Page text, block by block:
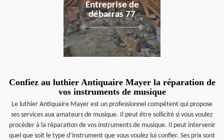
Entreprise de
débarras 77
Confiez au luthier Antiquaire Mayer la réparation de
vos instruments de musique
Le luthier Antiquaire Mayer est un professionnel compétent qui propose
ses services aux amateurs de musique. Il peut être sollicité si vous voulez
procéder à la réparation de vos instruments de musique. Il peut intervenir
quel que soit le type d’instrument que vous voulez lui confier. Ses prix sont